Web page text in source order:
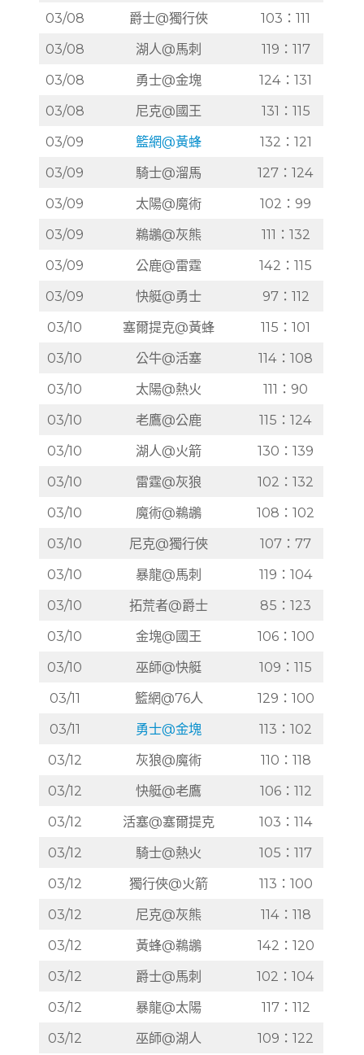
03/08 爵士@獨行俠
103：111
03/08
湖人@馬刺
119：117
03/08
勇士@金塊
124：131
03/08
尼克@國王
131：115
03/09
籃網@黃蜂
132：121
03/09
騎士@溜馬
127：124
03/09
太陽@魔術
102：99
03/09
鵜鶘@灰熊
111：132
03/09
公鹿@雷霆
142：115
03/09
快艇@勇士
97：112
03/10
塞爾提克@黃蜂
115：101
03/10
公牛@活塞
114：108
03/10
太陽@熱火
111：90
03/10
老鷹@公鹿
115：124
03/10
湖人@火箭
130：139
03/10
雷霆@灰狼
102：132
03/10
魔術@鵜鶘
108：102
03/10
尼克@獨行俠
107：77
03/10
暴龍@馬刺
119：104
03/10
拓荒者@爵士
85：123
03/10
金塊@國王
106：100
03/10
巫師@快艇
109：115
03/11
籃網@76人
129：100
03/11
勇士@金塊
113：102
03/12
灰狼@魔術
110：118
03/12
快艇@老鷹
106：112
03/12
活塞@塞爾提克
103：114
03/12
騎士@熱火
105：117
03/12
獨行俠@火箭
113：100
03/12
尼克@灰熊
114：118
03/12
黃蜂@鵜鶘
142：120
03/12
爵士@馬刺
102：104
03/12
暴龍@太陽
117：112
03/12
巫師@湖人
109：122